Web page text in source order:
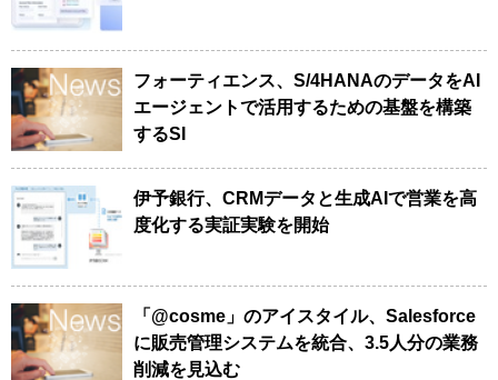
フォーティエンス、S/4HANAのデータをAI
エージェントで活用するための基盤を構築
するSI
伊予銀行、CRMデータと生成AIで営業を高
度化する実証実験を開始
「@cosme」のアイスタイル、Salesforce
に販売管理システムを統合、3.5人分の業務
削減を見込む